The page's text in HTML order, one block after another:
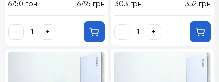
6750 грн
6795 грн
- +
303 грн
352 грн
- +